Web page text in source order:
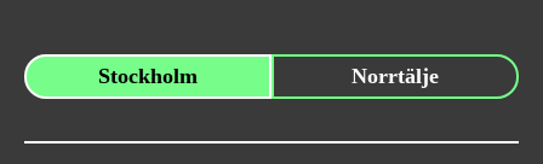
Stockholm Norrtälje